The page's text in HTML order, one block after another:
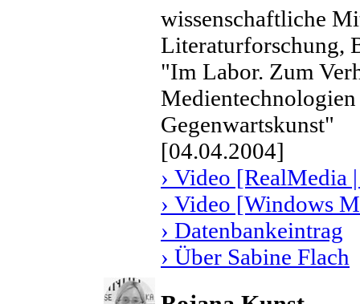
wissenschaftliche
Literaturforschung,
"Im Labor. Zum
Gegenwartskunst"
[04.04.2004]
› Video [RealMedia
› Video [Windows
› Datenbankeintrag
› Über Sabine Flach